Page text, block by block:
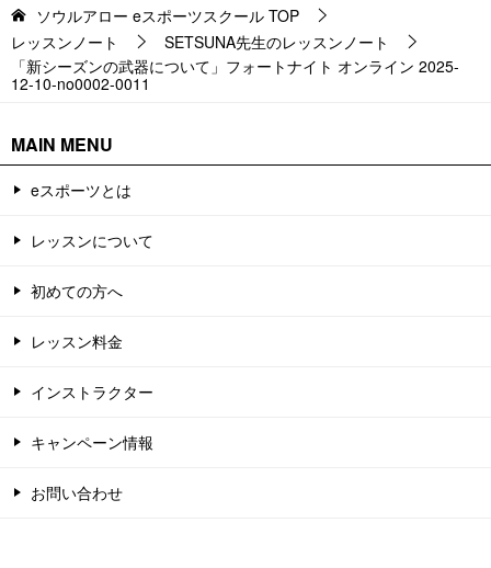
ソウルアロー eスポーツスクール TOP
レッスンノート
SETSUNA先生のレッスンノート
「新シーズンの武器について」フォートナイト オンライン 2025-
12-10-no0002-0011
MAIN MENU
eスポーツとは
レッスンについて
初めての方へ
レッスン料金
インストラクター
キャンペーン情報
お問い合わせ